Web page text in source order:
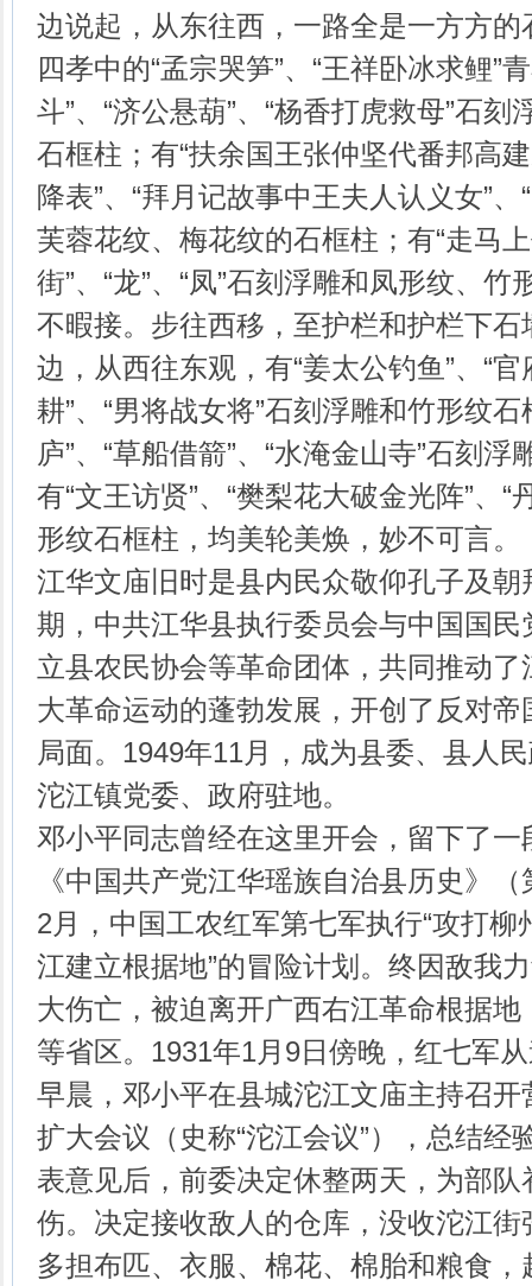
边说起，从东往西，一路全是一方方
四孝中的“孟宗哭笋”、“王祥卧冰求鲤”
斗”、“济公悬葫”、“杨香打虎救母”石
石框柱；有“扶余国王张仲坚代番邦高
降表”、“拜月记故事中王夫人认义女”
芙蓉花纹、梅花纹的石框柱；有“走马
街”、“龙”、“凤”石刻浮雕和凤形纹、
不暇接。步往西移，至护栏和护栏下
边，从西往东观，有“姜太公钓鱼”、“
耕”、“男将战女将”石刻浮雕和竹形纹
庐”、“草船借箭”、“水淹金山寺”石刻
有“文王访贤”、“樊梨花大破金光阵”、
形纹石框柱，均美轮美焕，妙不可言。
江华文庙旧时是县内民众敬仰孔子及
期，中共江华县执行委员会与中国国
立县农民协会等革命团体，共同推动
大革命运动的蓬勃发展，开创了反对
局面。1949年11月，成为县委、县人
沱江镇党委、政府驻地。
邓小平同志曾经在这里开会，留下了
《中国共产党江华瑶族自治县历史》
2月，中国工农红军第七军执行“攻打
江建立根据地”的冒险计划。终因敌我
大伤亡，被迫离开广西右江革命根据
等省区。1931年1月9日傍晚，红七军
早晨，邓小平在县城沱江文庙主持召
扩大会议（史称“沱江会议”），总结经
表意见后，前委决定休整两天，为部
伤。决定接收敌人的仓库，没收沱江
多担布匹、衣服、棉花、棉胎和粮食